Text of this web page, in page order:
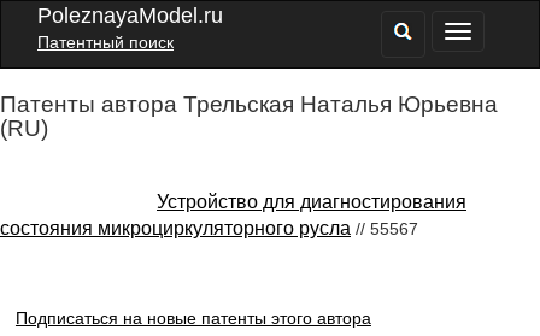
PoleznayaModel.ru
Патентный поиск
Патенты автора Трельская Наталья Юрьевна
(RU)
Устройство для диагностирования
состояния микроциркуляторного русла // 55567
Подписаться на новые патенты этого автора